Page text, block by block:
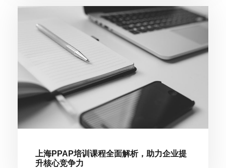
上海PPAP培训课程全面解析，助力企业提
升核心竞争力